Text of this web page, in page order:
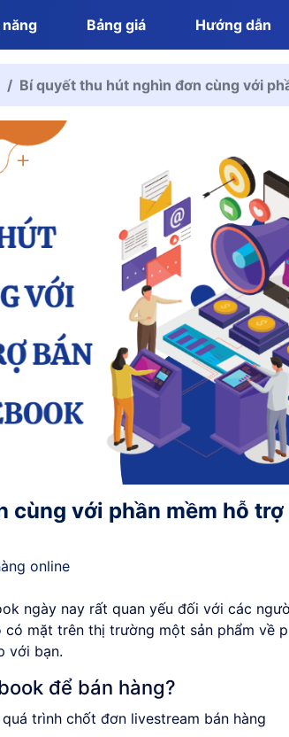
Bảng giá Hướng dẫn
Bí quyết thu hút nghìn đơn cùng với
cùng với phần mềm hỗ trợ
online
ngày nay rất quan yếu đối với các
mặt trên thị trường một sản phẩm về
với bạn.
để bán hàng?